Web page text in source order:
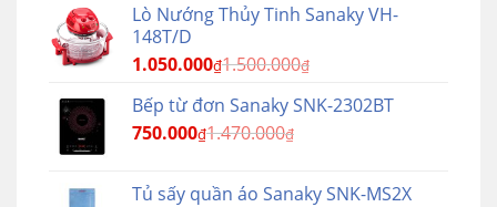
Lò Nướng Thủy Tinh Sanaky VH-
148T/D
1.050.000₫1.500.000₫
Bếp từ đơn Sanaky SNK-2302BT
750.000₫1.470.000₫
Tủ sấy quần áo Sanaky SNK-MS2X